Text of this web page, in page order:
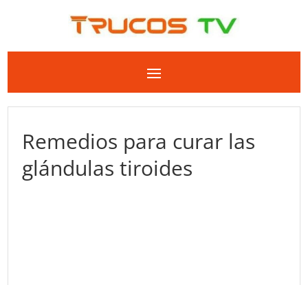
Remedios para curar las
glándulas tiroides